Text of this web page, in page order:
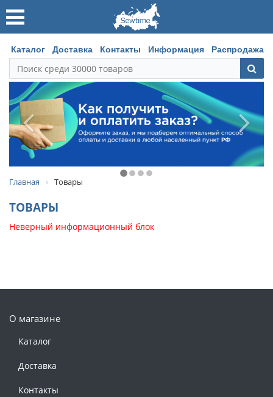
Каталог Доставка Контакты Информация Распродажа
Главная Товары
ТОВАРЫ
Неверный информационный блок
О магазине
Каталог
Доставка
Контакты